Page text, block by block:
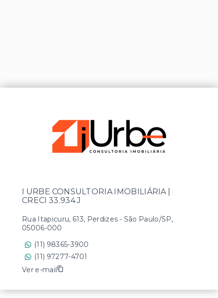
I URBE CONSULTORIA IMOBILIÁRIA |
CRECI 33.934 J
Rua Itapicuru, 613, Perdizes - São Paulo/SP,
05006-000
(11) 98365-3900
(11) 97277-4701
Ver e-mail